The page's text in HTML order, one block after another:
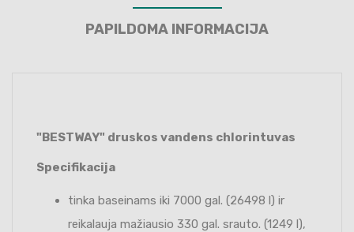
PAPILDOMA INFORMACIJA
"BESTWAY" druskos vandens chlorintuvas
Specifikacija
tinka baseinams iki 7000 gal. (26498 l) ir
reikalauja mažiausio 330 gal. srauto. (1249 l),